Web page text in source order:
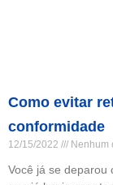
Como evitar
conformidade
12/15/2022 Nenhum
Você já se deparou